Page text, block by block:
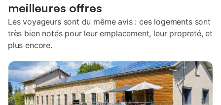
meilleures offres
Les voyageurs sont du même avis : ces logements sont
très bien notés pour leur emplacement, leur propreté, et
plus encore.